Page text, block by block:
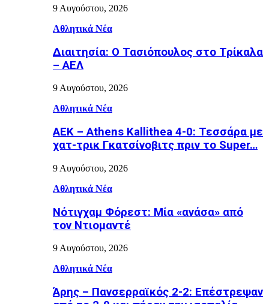
9 Αυγούστου, 2026
Αθλητικά Νέα
Διαιτησία: Ο Τασιόπουλος στο Τρίκαλα
– ΑΕΛ
9 Αυγούστου, 2026
Αθλητικά Νέα
ΑΕΚ – Athens Kallithea 4-0: Τεσσάρα με
χατ-τρικ Γκατσίνοβιτς πριν το Super…
9 Αυγούστου, 2026
Αθλητικά Νέα
Νότιγχαμ Φόρεστ: Μία «ανάσα» από
τον Ντιομαντέ
9 Αυγούστου, 2026
Αθλητικά Νέα
Άρης – Πανσερραϊκός 2-2: Επέστρεψαν